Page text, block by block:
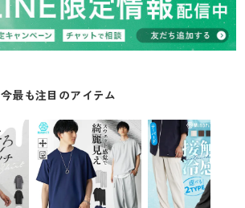
今最も注目のアイテム